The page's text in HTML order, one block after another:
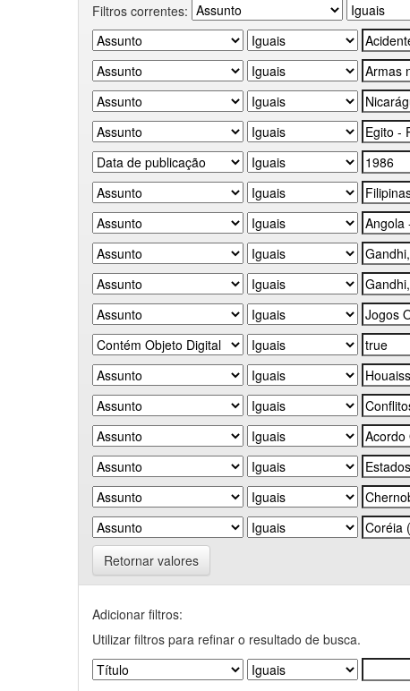
Filtros correntes:
Retornar valores
Adicionar filtros:
Utilizar filtros para refinar o resultado de busca.